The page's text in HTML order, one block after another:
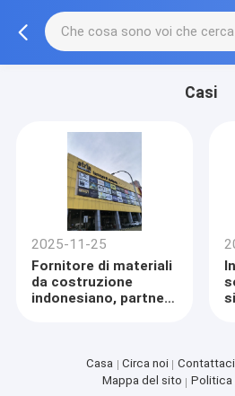
Casi
2025-11-25
Fornitore di materiali
da costruzione
indonesiano, partner
Casa Circa noi Contattaci
Mappa del sito
Politica